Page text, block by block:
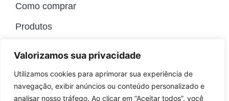
Valorizamos sua privacidade
Utilizamos cookies para aprimorar sua experiência de
navegação, exibir anúncios ou conteúdo personalizado e
analisar nosso tráfego. Ao clicar em “Aceitar todos”, você
Como comprar
Produtos
Nossas Lojas